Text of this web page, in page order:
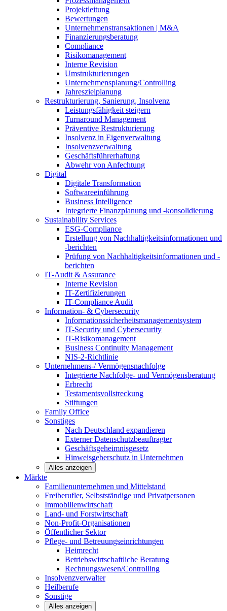
Projektleitung
Bewertungen
Unternehmenstransaktionen | M&A
Finanzierungsberatung
Compliance
Risikomanagement
Interne Revision
Umstrukturierungen
Unternehmensplanung/Controlling
Jahreszielplanung
Restrukturierung, Sanierung, Insolvenz
Leistungsfähigkeit steigern
Turnaround Management
Präventive Restrukturierung
Insolvenz in Eigenverwaltung
Insolvenzverwaltung
Geschäftsführerhaftung
Abwehr von Anfechtung
Digital
Digitale Transformation
Softwareeinführung
Business Intelligence
Integrierte Finanzplanung und -konsolidierung
Sustainability Services
ESG-Compliance
Erstellung von Nachhaltigkeitsinformationen und
-berichten
Prüfung von Nachhaltigkeitsinformationen und -
berichten
IT-Audit & Assurance
Interne Revision
IT-Zertifizierungen
IT-Compliance Audit
Information- & Cybersecurity
Informationssicherheitsmanagementsystem
IT-Security und Cybersecurity
IT-Risikomanagement
Business Continuity Management
NIS-2-Richtlinie
Unternehmens-/Vermögensnachfolge
Integrierte Nachfolge- und Vermögensberatung
Erbrecht
Testamentsvollstreckung
Stiftungen
Family Office
Sonstiges
Nach Deutschland expandieren
Externer Datenschutzbeauftragter
Geschäftsgeheimnisgesetz
Hinweisgeberschutz in Unternehmen
Alles anzeigen
Märkte
Familienunternehmen und Mittelstand
Freiberufler, Selbstständige und Privatpersonen
Immobilienwirtschaft
Land- und Forstwirtschaft
Non-Profit-Organisationen
Öffentlicher Sektor
Pflege- und Betreuungseinrichtungen
Heimrecht
Betriebswirtschaftliche Beratung
Rechnungswesen/Controlling
Insolvenzverwalter
Heilberufe
Sonstige
Alles anzeigen